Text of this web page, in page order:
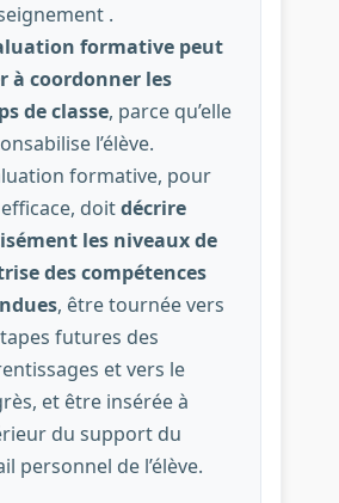
.
formative peut
à coordonner les
de classe, parce qu’elle
l’élève.
formative, pour
doitdécrire
les niveaux de
des compétences
, être tournée vers
futures des
et vers le
et être insérée à
du support du
personnel de l’élève.